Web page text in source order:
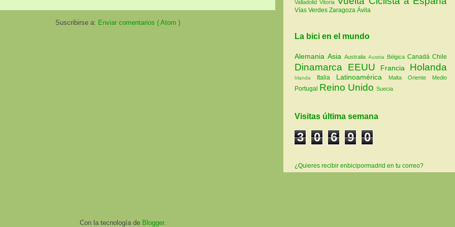
Suscribirse a: Enviar comentarios ( Atom )
ValladolidVitoria
Vías Verdes Zaragoza Ávila
La bici en el mundo
Alemania Asia Australia Austria Bélgica Canadá Chile
Dinamarca EEUU Francia Holanda
Irlanda Italia Latinoamérica Malta Oriente Medio
Portugal Reino Unido Suecia
Visitas última semana
3 0 6 9 0
¿Quieres recibir enbicipormadrid en tu correo?
Con la tecnología de Blogger.